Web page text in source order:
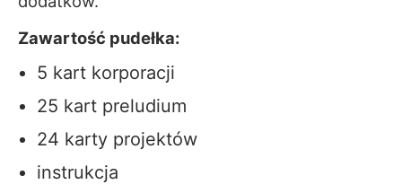
Zawartość pudełka:
5 kart korporacji
25 kart preludium
24 karty projektów
instrukcja